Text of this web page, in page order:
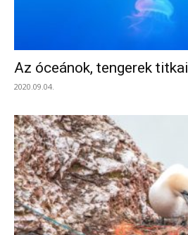
Az óceánok, tengerek titkai
2020.09.04.